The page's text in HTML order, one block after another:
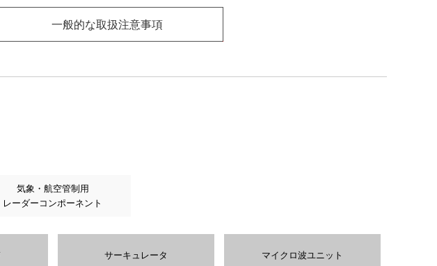
一般的な取扱注意事項
気象・航空管制用
レーダーコンポーネント
サーキュレータ マイクロ波ユニット